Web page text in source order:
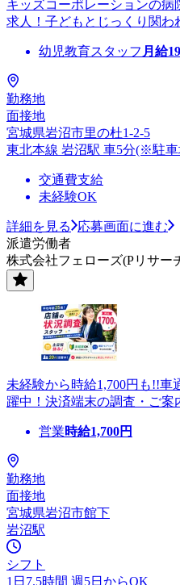
キッズコーポレーションの病
求人！子どもとじっくり関わ
幼児教育スタッフ 月給
勤務地
面接地
宮城県岩沼市里の杜1-2-5
東北本線 岩沼駅 車5分(※駐
交通費支給
未経験OK
詳細を見る
応募画面に進む
派遣労働者
株式会社フェローズ(Pリサー
未経験から時給1,700円も!!
躍中！決済端末の調査・ご案
営業時給1,700円
勤務地
面接地
宮城県岩沼市館下
岩沼駅
シフト
1日7.5時間 週5日からOK